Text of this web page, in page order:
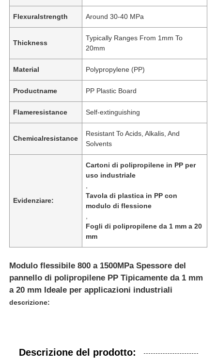
Flexuralstrength Around 30-40 MPa
Thickness
Typically Ranges From 1mm To
20mm
Material Polypropylene (PP)
Productname PP Plastic Board
Flameresistance Self-extinguishing
Chemicalresistance
Resistant To Acids, Alkalis, And
Solvents
Evidenziare:
Cartoni di polipropilene in PP per
uso industriale
Tavola di plastica in PP con
modulo di flessione
Fogli di polipropilene da 1 mm a 20
mm
Modulo flessibile 800 a 1500MPa Spessore del
pannello di polipropilene PP Tipicamente da 1 mm
a 20 mm Ideale per applicazioni industriali
descrizione:
Descrizione del prodotto: